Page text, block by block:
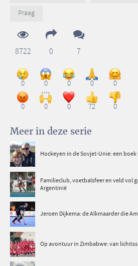
Praag
8722 0 7
0 0 0 0 0
0 0 0 72 0
Meer in deze serie
Hockeyen in de Sovjet-Unie: een
Familieclub, voetbalsfeer en veld vol
Argentinië
Jeroen Dijkema: de Alkmaarder die
Op avontuur in Zimbabwe: van